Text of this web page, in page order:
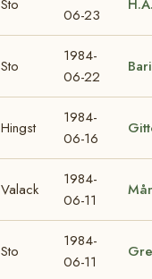
Sto
06-23
Sto
1984-
06-22
Hingst
1984-
06-16
Valack
1984-
06-11
Sto
1984-
06-11